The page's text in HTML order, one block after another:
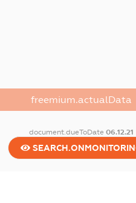
freemium.actualData
document.dueToDate 06.12.21